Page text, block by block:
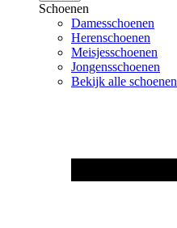
Schoenen
Damesschoenen
Herenschoenen
Meisjesschoenen
Jongensschoenen
Bekijk alle schoenen